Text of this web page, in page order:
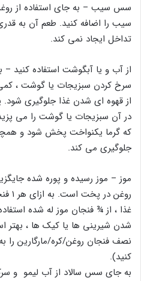
سس سیب – به جای استفاده از
سیب را اضافه کنید. طعم آن به
تداخل ایجاد نمی کند.
از آب و یا آبگوشت استفاده کنید
سرخ کردن سبزیجات یا گوشت ،
از قهوه ای شدن غذا جلوگیری شود.
در آن سبزیجات یا گوشت را می
که گرما یکنواخت پخش شود و
جلوگیری می کند.
موز – موز رسیده و پوره شده
غذا ، از ¾ فنجان موز له شده
نصف فنجان روغن/کره/مارگارین را
کنید).
به جای سس سالاد از آب لیمو و